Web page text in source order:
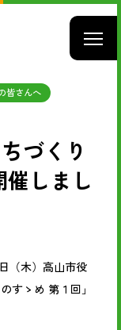
皆さんへ
づくり
しまし
（木）高山市役
すゝめ 第１回」